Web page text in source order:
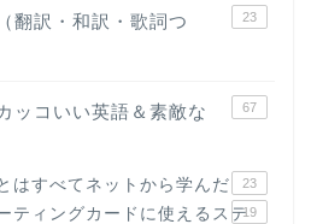
翻訳・和訳・歌詞つ
23
ッコいい英語＆素敵な
67
はすべてネットから学んだ 23
ティングカードに使えるステ19